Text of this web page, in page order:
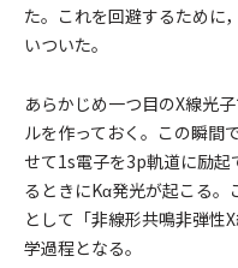
た。これを回避するために
いついた。
あらかじめ一つ目のX線光
ルを作っておく。この瞬間
せて1s電子を3p軌道に励
るときにKα発光が起こる
として「非線形共鳴非弾性
学過程となる。